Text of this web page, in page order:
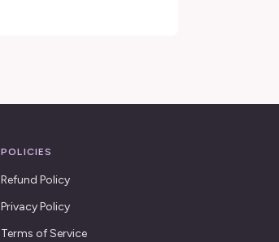
POLICIES
Refund Policy
Privacy Policy
Terms of Service